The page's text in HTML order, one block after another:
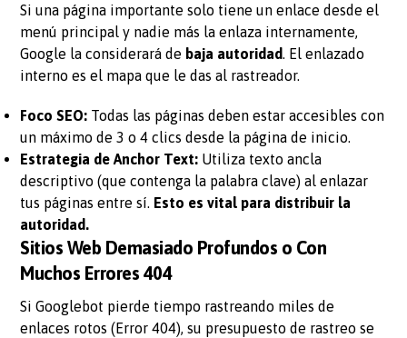
Si una página importante solo tiene un enlace desde el
menú principal y nadie más la enlaza internamente,
Google la considerará de baja autoridad. El enlazado
interno es el mapa que le das al rastreador.
Foco SEO: Todas las páginas deben estar accesibles con
un máximo de 3 o 4 clics desde la página de inicio.
Estrategia de Anchor Text: Utiliza texto ancla
descriptivo (que contenga la palabra clave) al enlazar
tus páginas entre sí. Esto es vital para distribuir la
autoridad.
Sitios Web Demasiado Profundos o Con
Muchos Errores 404
Si Googlebot pierde tiempo rastreando miles de
enlaces rotos (Error 404), su presupuesto de rastreo se